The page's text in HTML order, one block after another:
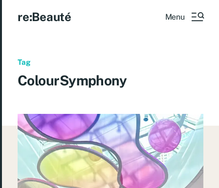
re:Beauté Menu
Tag
ColourSymphony